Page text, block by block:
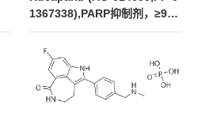
1367338),PARP抑制剂，≥9
9%